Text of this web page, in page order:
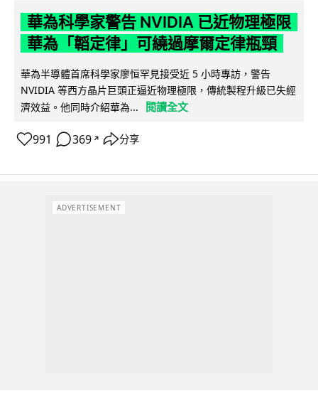
華為科學家警告 NVIDIA 已近物理極限
華為「韜定律」可繞過摩爾定律瓶頸
華為半導體首席科學家廖恒罕見接受近 5 小時專訪，警告
NVIDIA 等西方晶片巨頭正逼近物理極限，傳統製程升級已失經
濟效益。他同時介紹華為...
閱讀全文
991 369 ↗ 分享
ADVERTISEMENT